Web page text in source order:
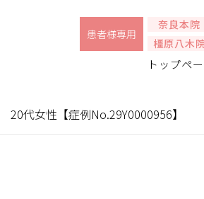
患者様専用
奈良本院
橿原八木
トップペ
20代女性【症例No.29Y0000956】